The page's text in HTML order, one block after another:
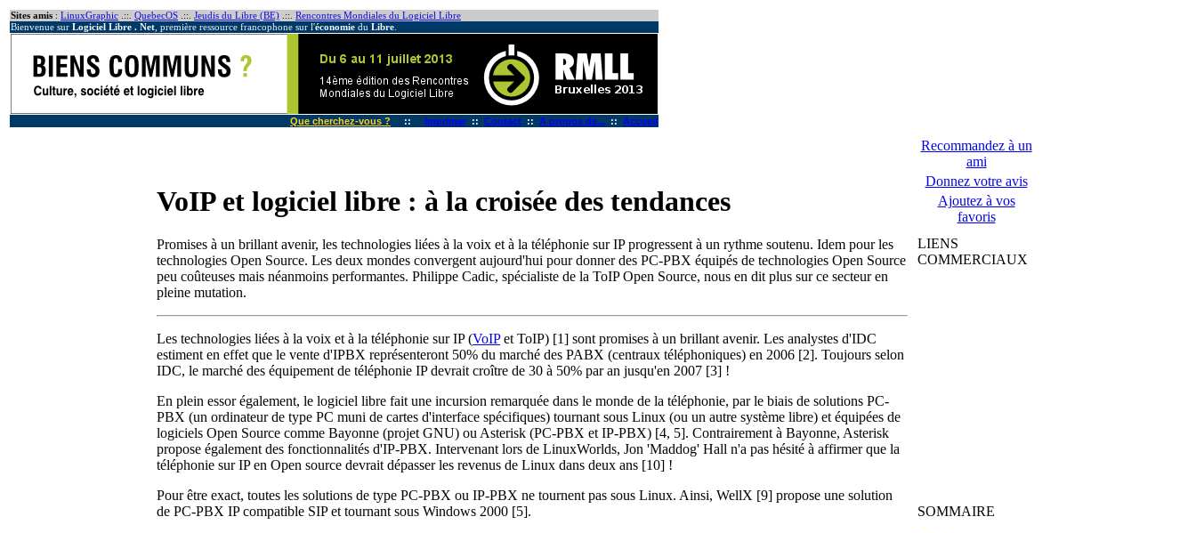
Sites amis : LinuxGraphic .::. QuebecOS .::. Jeudis du Libre (BE) .::. Rencontres Mondiales du Logiciel Libre
Bienvenue sur Logiciel Libre . Net , première ressource francophone sur l'économie du Libre
Que cherchez-vous ? :: Imprimer :: Contact :: A propos de... :: Accueil
VoIP et logiciel libre : à la croisée des tendances
Promises à un brillant avenir, les technologies liées à la voix et à la téléphonie sur IP progressent à un rythme soutenu. Idem pour les
technologies Open Source. Les deux mondes convergent aujourd'hui pour donner des PC-PBX équipés de technologies Open Source
peu coûteuses mais néanmoins performantes. Philippe Cadic, spécialiste de la ToIP Open Source, nous en dit plus sur ce secteur en
pleine mutation.
Les technologies liées à la voix et à la téléphonie sur IP (VoIPet ToIP) [1] sont promises à un brillant avenir. Les analystes d'IDC
estiment en effet que le vente d'IPBX représenteront 50% du marché des PABX (centraux téléphoniques) en 2006 [2]. Toujours selon
IDC, le marché des équipement de téléphonie IP devrait croître de 30 à 50% par an jusqu'en 2007 [3] !
En plein essor également, le logiciel libre fait une incursion remarquée dans le monde de la téléphonie, par le biais de solutions PC-
PBX (un ordinateur de type PC muni de cartes d'interface spécifiques) tournant sous Linux (ou un autre système libre) et équipées de
logiciels Open Source comme Bayonne (projet GNU) ou Asterisk (PC-PBX et IP-PBX) [4, 5]. Contrairement à Bayonne, Asterisk
propose également des fonctionnalités d'IP-PBX. Intervenant lors de LinuxWorlds, Jon 'Maddog' Hall n'a pas hésité à affirmer que la
téléphonie sur IP en Open source devrait dépasser les revenus de Linux dans deux ans [10] !
Pour être exact, toutes les solutions de type PC-PBX ou IP-PBX ne tournent pas sous Linux. Ainsi, WellX [9] propose une solution
de PC-PBX IP compatible SIP et tournant sous Windows 2000 [5].
Recommandez à un
ami
Donnez votre avis
Ajoutez à vos
favoris
LIENS
COMMERCIAUX
SOMMAIRE